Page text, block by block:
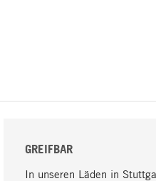
GREIFBAR
In unseren Läden in